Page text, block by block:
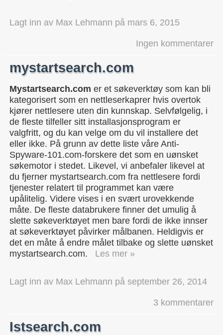
Lagt inn av Max Lehmann på mars 6, 2015
Ingen kommentarer
mystartsearch.com
Mystartsearch.com er et søkeverktøy som kan bli
kategorisert som en nettleserkaprer hvis overtok
kjører nettlesere uten din kunnskap. Selvfølgelig, i
de fleste tilfeller sitt installasjonsprogram er
valgfritt, og du kan velge om du vil installere det
eller ikke. På grunn av dette liste våre Anti-
Spyware-101.com-forskere det som en uønsket
søkemotor i stedet. Likevel, vi anbefaler likevel at
du fjerner mystartsearch.com fra nettlesere fordi
tjenester relatert til programmet kan være
upålitelig. Videre vises i en svært urovekkende
måte. De fleste databrukere finner det umulig å
slette søkeverktøyet men bare fordi de ikke innser
at søkeverktøyet påvirker målbanen. Heldigvis er
det en måte å endre målet tilbake og slette uønsket
mystartsearch.com.
Les mer »
Lagt inn av Max Lehmann på september 26, 2014
3 kommentarer
Istsearch.com